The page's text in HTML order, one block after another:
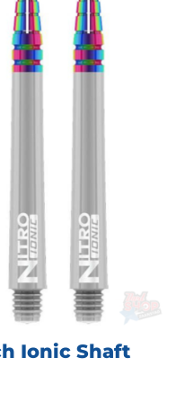
Ionic Shaft